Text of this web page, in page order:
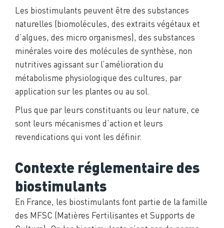
Les biostimulants peuvent être des substances
naturelles (biomolécules, des extraits végétaux et
d’algues, des micro organismes), des substances
minérales voire des molécules de synthèse, non
nutritives agissant sur l’amélioration du
métabolisme physiologique des cultures, par
application sur les plantes ou au sol.
Plus que par leurs constituants ou leur nature, ce
sont leurs mécanismes d’action et leurs
revendications qui vont les définir.
Contexte réglementaire des
biostimulants
En France, les biostimulants font partie de la famille
des MFSC (Matières Fertilisantes et Supports de